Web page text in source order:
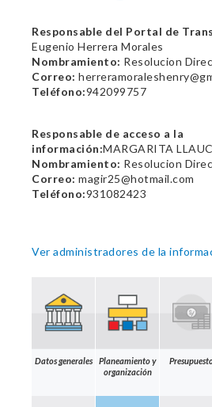
Responsable del Portal de
Eugenio Herrera Morales
Nombramiento: Resolucion
Correo:
Teléfono:942099757
Responsable de acceso a la
información:MARGARITA
Nombramiento: Resolucion
Correo: magir25@hotmail.com
Teléfono:931082423
Ver administradores de la
Datos generales
Planeamiento y
organización